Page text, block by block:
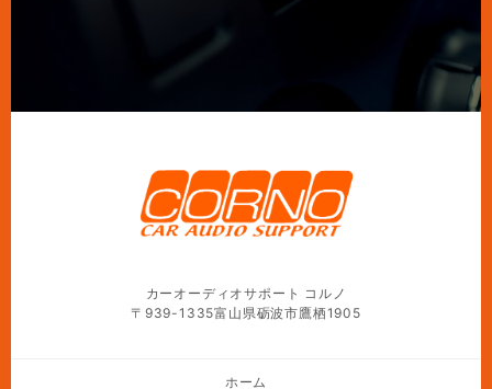
カーオーディオサポート コルノ
〒939-1335富山県砺波市鷹栖1905
ホーム